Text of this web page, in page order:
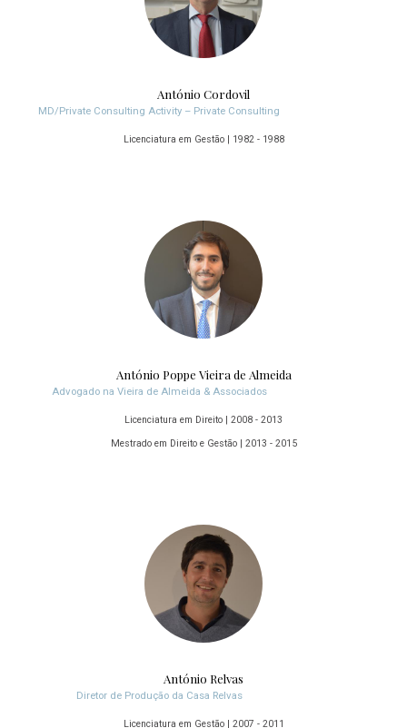
António Cordovil
MD/Private Consulting Activity – Private Consulting
Licenciatura em Gestão | 1982 - 1988
António Poppe Vieira de Almeida
Advogado na Vieira de Almeida & Associados
Licenciatura em Direito | 2008 - 2013
Mestrado em Direito e Gestão | 2013 - 2015
António Relvas
Diretor de Produção da Casa Relvas
Licenciatura em Gestão | 2007 - 2011